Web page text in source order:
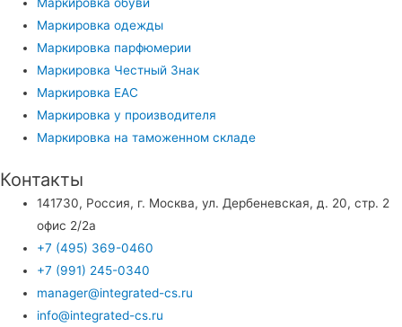
Маркировка одежды
Маркировка парфюмерии
Маркировка Честный Знак
Маркировка EAC
Маркировка у производителя
Маркировка на таможенном складе
Контакты
141730, Россия, г. Москва, ул. Дербеневская, д. 20, стр. 2
офис 2/2а
+7 (495) 369-0460
+7 (991) 245-0340
manager@integrated-cs.ru
info@integrated-cs.ru